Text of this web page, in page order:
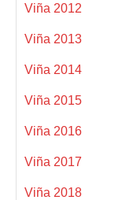
Viña 2012
Viña 2013
Viña 2014
Viña 2015
Viña 2016
Viña 2017
Viña 2018